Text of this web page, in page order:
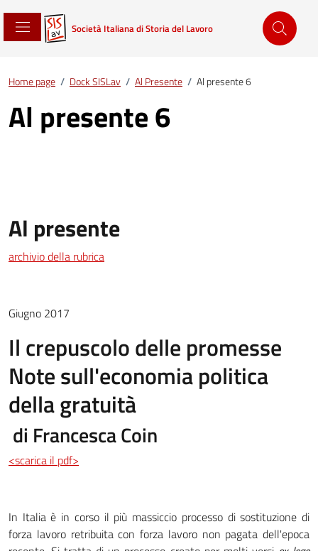
Società Italiana di Storia del Lavoro
Home page / Dock SISLav / Al Presente / Al presente 6
Al presente 6
Al presente
archivio della rubrica
Giugno 2017
Il crepuscolo delle promesse
Note sull'economia politica
della gratuità
di Francesca Coin
<scarica il pdf>
In Italia è in corso il più massiccio processo di sostituzione di
forza lavoro retribuita con forza lavoro non pagata dell'epoca